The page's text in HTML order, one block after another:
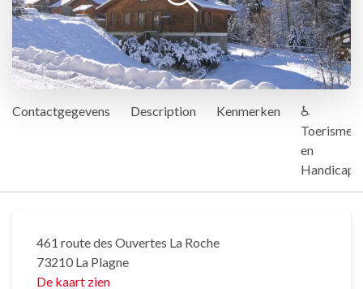
Contactgegevens Description Kenmerken
♿
Toerisme
en
Handicap
461 route des Ouvertes La Roche
73210 La Plagne
De kaart zien